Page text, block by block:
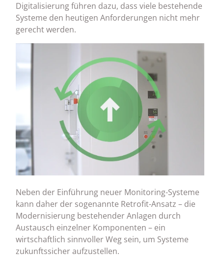
Digitalisierung führen dazu, dass viele bestehende
Systeme den heutigen Anforderungen nicht mehr
gerecht werden.
Neben der Einführung neuer Monitoring-Systeme
kann daher der sogenannte Retrofit-Ansatz – die
Modernisierung bestehender Anlagen durch
Austausch einzelner Komponenten – ein
wirtschaftlich sinnvoller Weg sein, um Systeme
zukunftssicher aufzustellen.